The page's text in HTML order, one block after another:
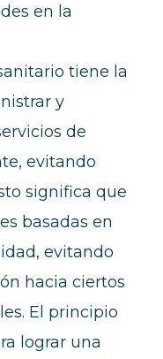
en la
tiene la
y
de
evitando
significa que
basadas en
evitando
hacia ciertos
El principio
lograr una